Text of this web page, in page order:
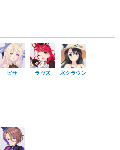
ピサ ラヴズ 水クラウン